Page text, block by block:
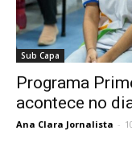
Sub Capa
Programa
acontece no
Ana Clara Jornalista -